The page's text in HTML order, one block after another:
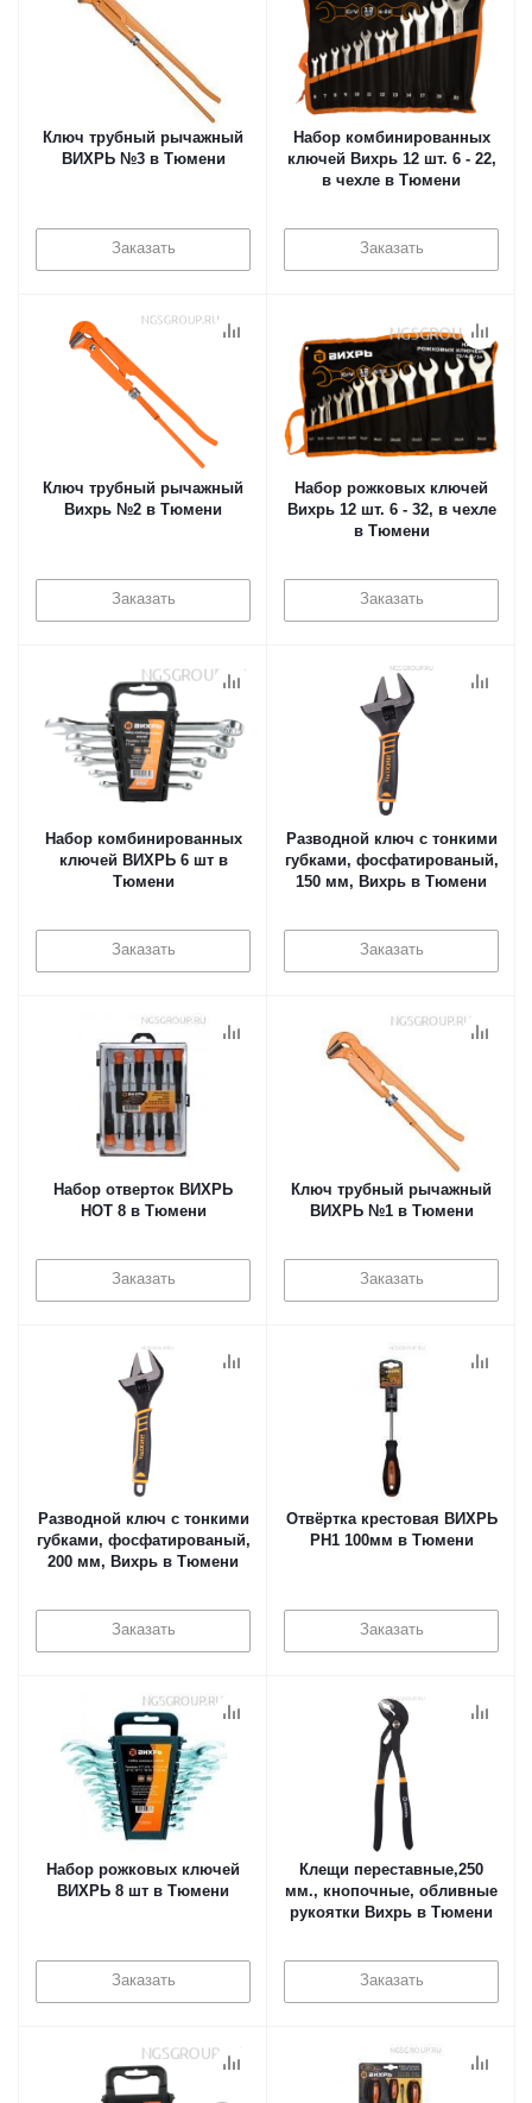
Ключ трубный рычажный
ВИХРЬ №3 в Тюмени
Заказать
Набор комбинированных
ключей Вихрь 12 шт. 6 - 22,
в чехле в Тюмени
Заказать
Ключ трубный рычажный
Вихрь №2 в Тюмени
Заказать
Набор рожковых ключей
Вихрь 12 шт. 6 - 32, в чехле
в Тюмени
Заказать
Набор комбинированных
ключей ВИХРЬ 6 шт в
Тюмени
Заказать
Разводной ключ с тонкими
губками, фосфатированый,
150 мм, Вихрь в Тюмени
Заказать
Набор отверток ВИХРЬ
НОТ 8 в Тюмени
Заказать
Ключ трубный рычажный
ВИХРЬ №1 в Тюмени
Заказать
Разводной ключ с тонкими
губками, фосфатированый,
200 мм, Вихрь в Тюмени
Заказать
Отвёртка крестовая ВИХРЬ
PH1 100мм в Тюмени
Заказать
Набор рожковых ключей
ВИХРЬ 8 шт в Тюмени
Заказать
Клещи переставные,250
мм., кнопочные, обливные
рукоятки Вихрь в Тюмени
Заказать